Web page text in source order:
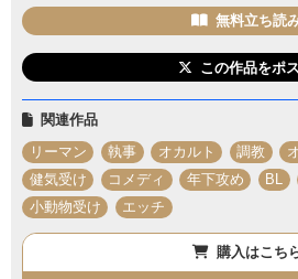
無料立ち読
この作品をポ
関連作品
リーマン
執事 オカルト 調教
健気受け
コメディ 年下攻め BL
小動物受け
エッチ
購入はこち